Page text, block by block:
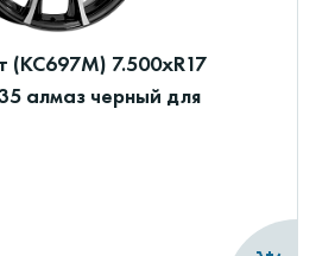
(КС697М) 7.500xR17
алмаз черный для